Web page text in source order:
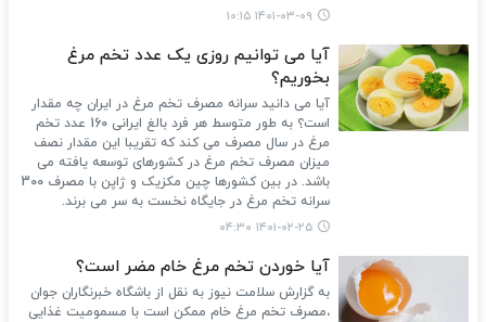
۱۴۰۱-۰۳-۰۹ ۱۰:۱۵
آیا می توانیم روزی یک عدد تخم مرغ
بخوریم؟
آیا می دانید سرانه مصرف تخم مرغ در ایران چه مقدار
است؟ به طور متوسط هر فرد بالغ ایرانی 160 عدد تخم
مرغ در سال مصرف می کند که تقریبا این مقدار نصف
میزان مصرف تخم مرغ در کشورهای توسعه یافته می
باشد. در بین کشورها چین مکزیک و ژاپن با مصرف 300
سرانه تخم مرغ در جایگاه نخست به سر می برند.
۱۴۰۱-۰۲-۲۵ ۰۴:۳۰
آیا خوردن تخم مرغ خام مضر است؟
به گزارش سلامت نیوز به نقل از باشگاه خبرنگاران جوان
،مصرف تخم مرغ خام ممکن است با مسمومیت غذایی